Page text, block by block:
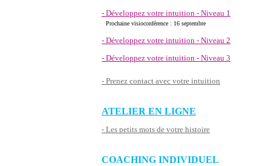
- Développez votre intuition - Niveau 1
Prochaine visioconférence : 16 septembre
- Développez votre intuition - Niveau 2
- Développez votre intuition - Niveau 3
- Prenez contact avec votre intuition
ATELIER EN LIGNE
- Les petits mots de votre histoire
COACHING INDIVIDUEL